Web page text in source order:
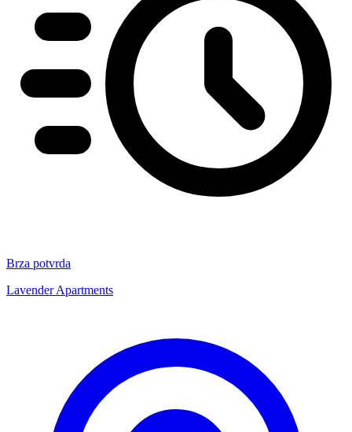
Brza potvrda
Lavender Apartments